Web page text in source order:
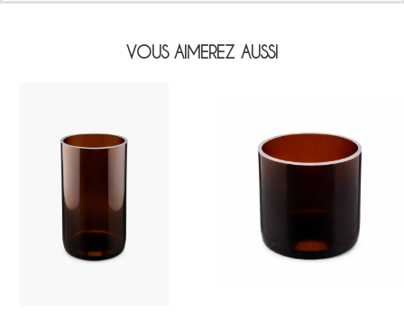
VOUS AIMEREZ AUSSI